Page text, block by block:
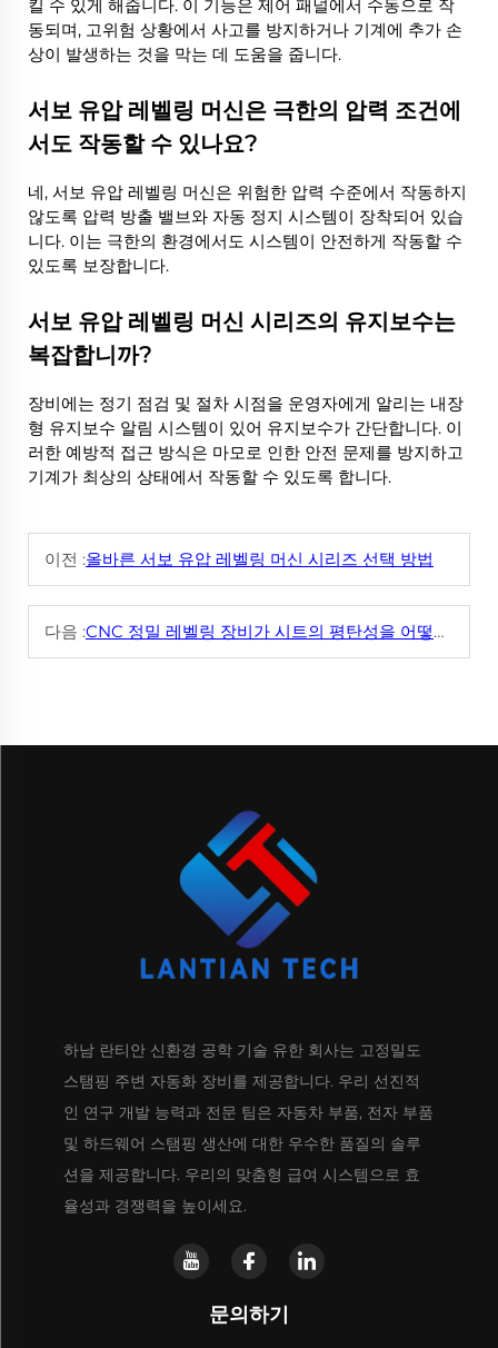
킬 수 있게 해줍니다. 이 기능은 제어 패널에서 수동으로 작
동되며, 고위험 상황에서 사고를 방지하거나 기계에 추가 손
상이 발생하는 것을 막는 데 도움을 줍니다.
서보 유압 레벨링 머신은 극한의 압력 조건에
서도 작동할 수 있나요?
네, 서보 유압 레벨링 머신은 위험한 압력 수준에서 작동하지
않도록 압력 방출 밸브와 자동 정지 시스템이 장착되어 있습
니다. 이는 극한의 환경에서도 시스템이 안전하게 작동할 수
있도록 보장합니다.
서보 유압 레벨링 머신 시리즈의 유지보수는
복잡합니까?
장비에는 정기 점검 및 절차 시점을 운영자에게 알리는 내장
형 유지보수 알림 시스템이 있어 유지보수가 간단합니다. 이
러한 예방적 접근 방식은 마모로 인한 안전 문제를 방지하고
기계가 최상의 상태에서 작동할 수 있도록 합니다.
이전 :올바른 서보 유압 레벨링 머신 시리즈 선택 방법
다음 :CNC 정밀 레벨링 장비가 시트의 평탄성을 어떻게 개선할 수 있나요?
하남 란티안 신환경 공학 기술 유한 회사는 고정밀도
스탬핑 주변 자동화 장비를 제공합니다. 우리 선진적
인 연구 개발 능력과 전문 팀은 자동차 부품, 전자 부품
및 하드웨어 스탬핑 생산에 대한 우수한 품질의 솔루
션을 제공합니다. 우리의 맞춤형 급여 시스템으로 효
율성과 경쟁력을 높이세요.
문의하기